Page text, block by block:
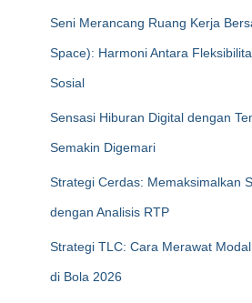
Seni Merancang Ruang Kerja
Space): Harmoni Antara
Sosial
Sensasi Hiburan Digital dengan
Semakin Digemari
Strategi Cerdas: Memaksimalkan
dengan Analisis RTP
Strategi TLC: Cara Merawat
di Bola 2026